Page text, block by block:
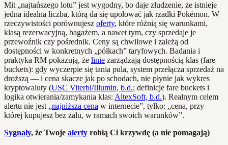
Mit „najtańszego lotu” jest wygodny, bo daje złudzenie, że istnieje
jedna idealna liczba, którą da się upolować jak rzadki Pokémon. W
rzeczywistości porównujesz oferty, które różnią się warunkami,
klasą rezerwacyjną, bagażem, a nawet tym, czy sprzedaje je
przewoźnik czy pośrednik. Ceny są chwilowe i zależą od
dostępności w konkretnych „półkach” taryfowych. Badania i
praktyka RM pokazują, że linie zarządzają dostępnością klas (fare
buckets): gdy wyczerpie się tania pula, system przełącza sprzedaż na
droższą — i cena skacze jak po schodach, nie płynie jak wykres
kryptowaluty (USC Viterbi/Illumin, b.d.; definicje fare buckets i
logika otwierania/zamykania klas: AltexSoft, b.d.). Realnym celem
alertu nie jest „najniższa cena w internecie”, tylko: „cena, przy
której kupujesz bez żalu, w ramach swoich warunków”.
Sygnały, że Twoje alerty robią Ci krzywdę (a nie pomagają)